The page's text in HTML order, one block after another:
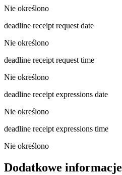
Nie określono
deadline receipt request date
Nie określono
deadline receipt request time
Nie określono
deadline receipt expressions date
Nie określono
deadline receipt expressions time
Nie określono
Dodatkowe informacje